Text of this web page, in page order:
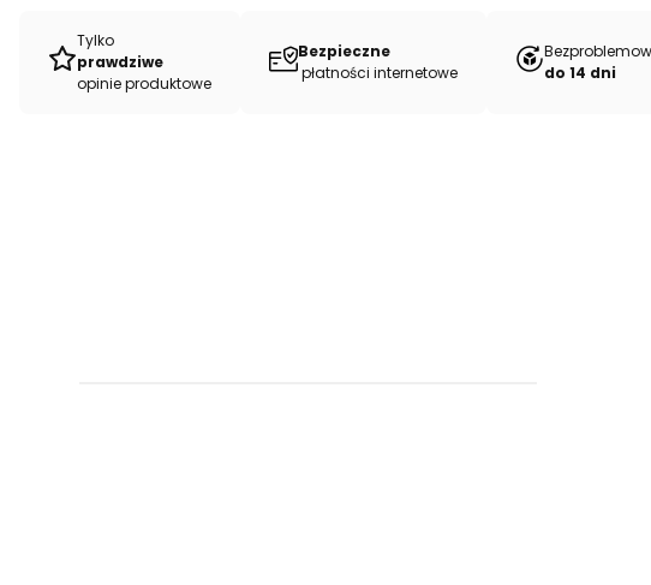
Tylko
prawdziwe
opinie produktowe
Bezpieczne
płatności internetowe
do 14 dni